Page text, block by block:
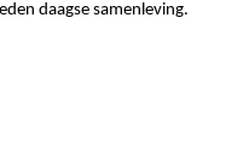
daagse samenleving.